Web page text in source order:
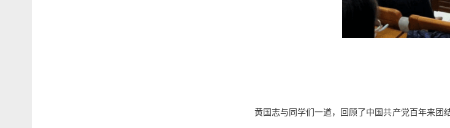
黄国志与同学们一道，回顾 了中国共产党百年来团